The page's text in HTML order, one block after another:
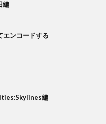
編
ンコードする
編